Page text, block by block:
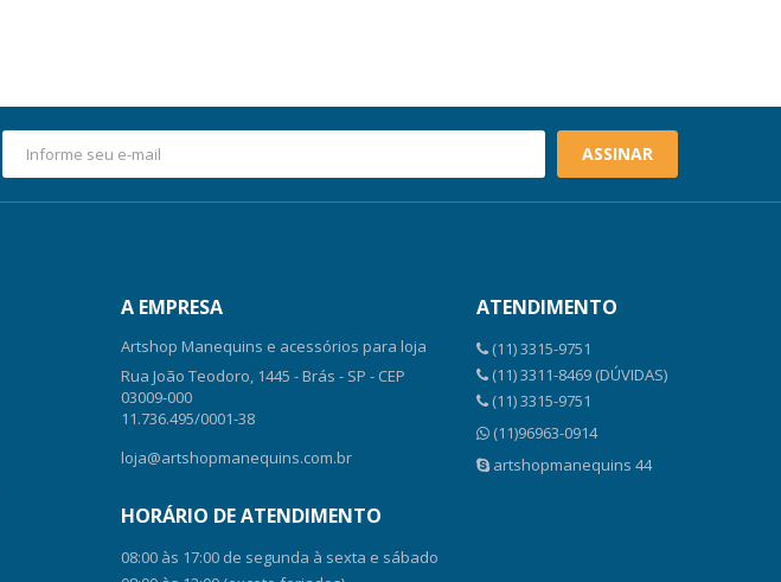
ASSINAR
A EMPRESA
Artshop Manequins e acessórios para loja
Rua João Teodoro, 1445 - Brás - SP - CEP
03009-000
11.736.495/0001-38
loja@artshopmanequins.com.br
HORÁRIO DE ATENDIMENTO
08:00 às 17:00 de segunda à sexta e sábado
ATENDIMENTO
(11) 3315-9751
(11) 3311-8469 (DÚVIDAS)
(11) 3315-9751
(11)96963-0914
artshopmanequins 44